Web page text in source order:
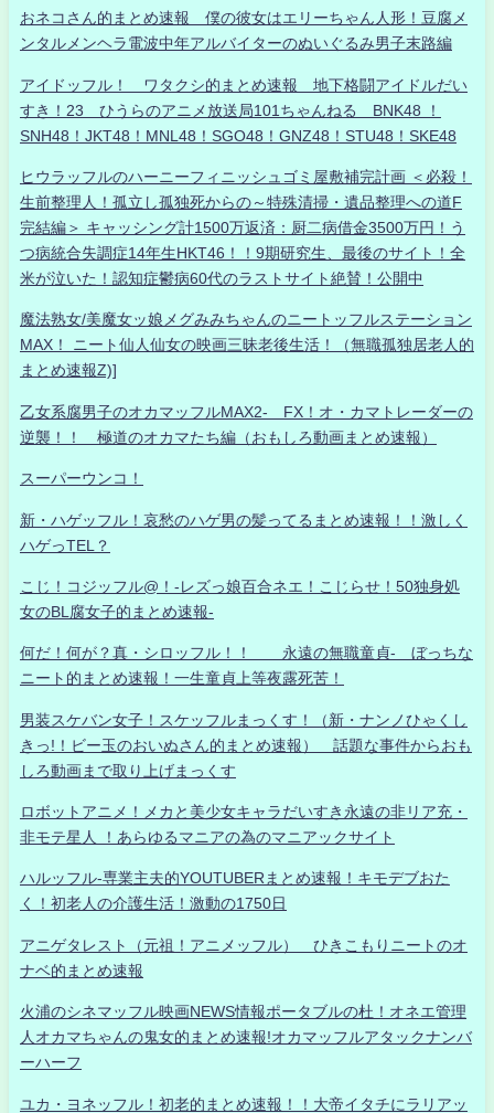
おネコさん的まとめ速報 僕の彼女はエリーちゃん人形！豆腐メ
ンタルメンヘラ電波中年アルバイターのぬいぐるみ男子末路編
アイドッフル！ ワタクシ的まとめ速報 地下格闘アイドルだい
すき！23 ひうらのアニメ放送局101ちゃんねる BNK48 ！
SNH48！JKT48！MNL48！SGO48！GNZ48！STU48！SKE48
ヒウラッフルのハーニーフィニッシュゴミ屋敷補完計画 ＜必殺！
生前整理人！孤立し孤独死からの～特殊清掃・遺品整理への道F
完結編＞ キャッシング計1500万返済：厨二病借金3500万円！う
つ病統合失調症14年生HKT46！！9期研究生、最後のサイト！全
米が泣いた！認知症鬱病60代のラストサイト絶賛！公開中
魔法熟女/美魔女ッ娘メグみみちゃんのニートッフルステーション
MAX！ ニート仙人仙女の映画三昧老後生活！（無職孤独居老人的
まとめ速報Z)]
乙女系腐男子のオカマッフルMAX2- FX！オ・カマトレーダーの
逆襲！！ 極道のオカマたち編（おもしろ動画まとめ速報）
スーパーウンコ！
新・ハゲッフル！哀愁のハゲ男の髪ってるまとめ速報！！激しく
ハゲっTEL？
こじ！コジッフル@！-レズっ娘百合ネエ！こじらせ！50独身処
女のBL腐女子的まとめ速報-
何だ！何が？真・シロッフル！！ 永遠の無職童貞- ぼっちな
ニート的まとめ速報！一生童貞上等夜露死苦！
男装スケバン女子！スケッフルまっくす！（新・ナンノひゃくし
きっ!！ビー玉のおいぬさん的まとめ速報） 話題な事件からおも
しろ動画まで取り上げまっくす
ロボットアニメ！メカと美少女キャラだいすき永遠の非リア充・
非モテ星人 ！あらゆるマニアの為のマニアックサイト
ハルッフル-専業主夫的YOUTUBERまとめ速報！キモデブおた
く！初老人の介護生活！激動の1750日
アニゲタレスト（元祖！アニメッフル） ひきこもりニートのオ
ナベ的まとめ速報
火浦のシネマッフル映画NEWS情報ポータブルの杜！オネエ管理
人オカマちゃんの鬼女的まとめ速報!オカマッフルアタックナンバ
ーハーフ
ユカ・ヨネッフル！初老的まとめ速報！！大帝イタチにラリアッ